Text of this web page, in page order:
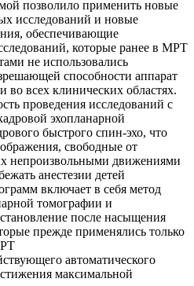
позволило применить новые
исследований и новые
обеспечивающие
которые ранее в МРТ
не использовались
способности аппарат
во всех клинических областях.
проведения исследований с
эхопланарной
быстрого спин-эхо, что
свободные от
непроизвольными движениями
анестезии детей
включает в себя метод
томографии и
после насыщения
прежде применялись только
автоматического
максимальной